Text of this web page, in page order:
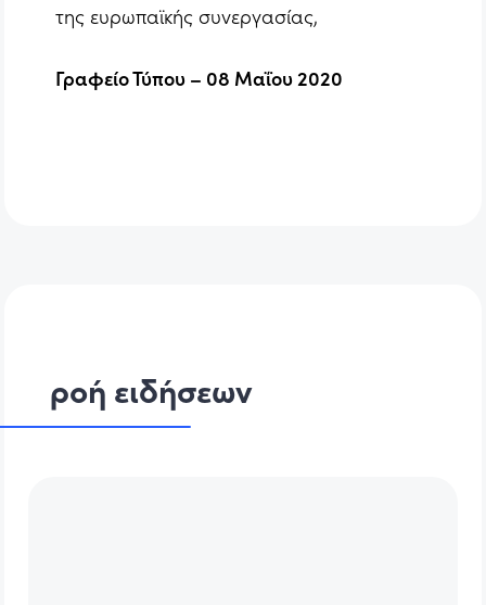
της ευρωπαϊκής συνεργασίας,
Γραφείο Τύπου – 08 Μαΐου 2020
ροή ειδήσεων